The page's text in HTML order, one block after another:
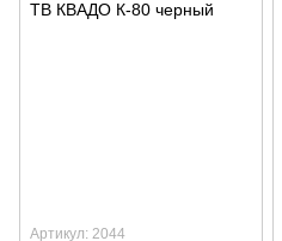
Артикул: 2044